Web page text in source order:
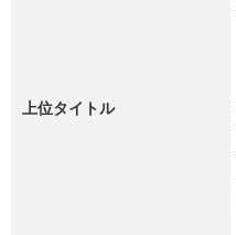
上位タイトル